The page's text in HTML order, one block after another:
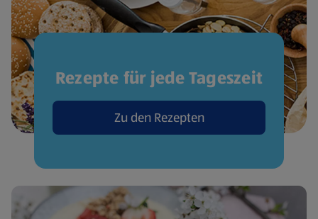
Rezepte für jede Tageszeit
Zu den Rezepten